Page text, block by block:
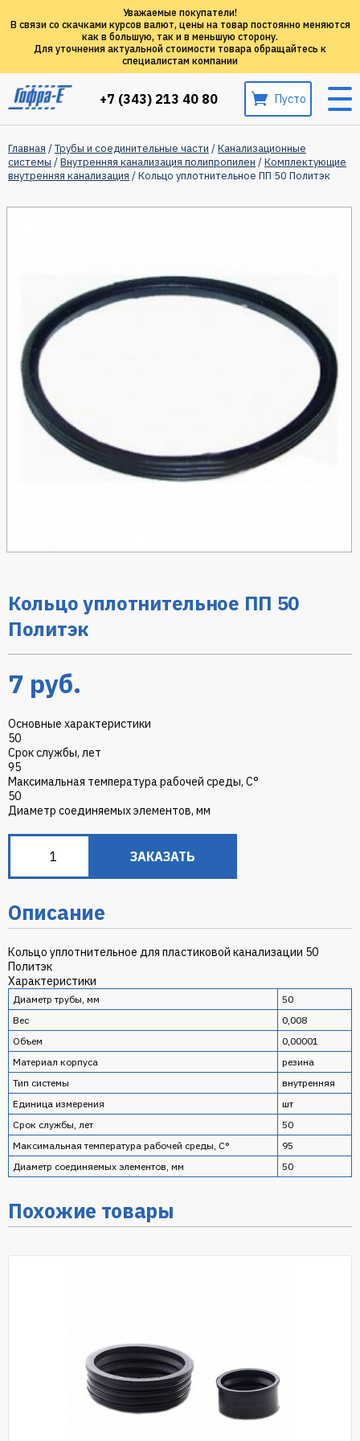
Уважаемые покупатели!
В связи со скачками курсов валют, цены на товар постоянно меняются
как в большую, так и в меньшую сторону.
Для уточнения актуальной стоимости товара обращайтесь к
специалистам компании
+7 (343) 213 40 80 Пусто
Главная /Трубы и соединительные части /Канализационные
системы /Внутренняя канализация полипропилен /Комплектующие
внутренняя канализация / Кольцо уплотнительное ПП 50 Политэк
Кольцо уплотнительное ПП 50
Политэк
7 руб.
Основные характеристики
50
Срок службы, лет
95
Максимальная температура рабочей среды, С°
50
Диаметр соединяемых элементов, мм
ЗАКАЗАТЬ
Описание
Кольцо уплотнительное для пластиковой канализации 50
Политэк
Характеристики
Диаметр трубы, мм
50
Вес
0,008
Объем
0,00001
Материал корпуса
резина
Тип системы
внутренняя
Единица измерения
шт
Срок службы, лет
50
Максимальная температура рабочей среды, С°
95
Диаметр соединяемых элементов, мм
50
Похожие товары